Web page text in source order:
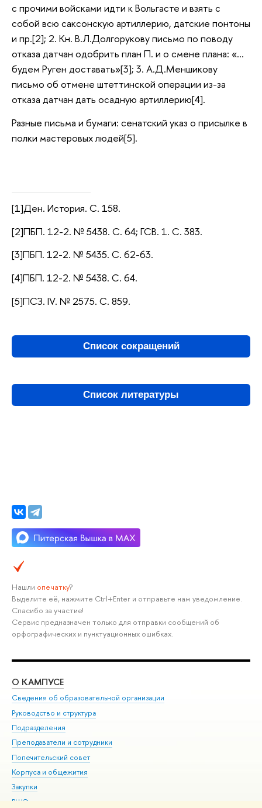
с прочими войсками идти к Вольгасте и взять с
собой всю саксонскую артиллерию, датские понтоны
и пр.[2]; 2. Кн. В.Л.Долгорукову письмо по поводу
отказа датчан одобрить план П. и о смене плана: «…
будем Руген доставать»[3]; 3. А.Д.Меншикову
письмо об отмене штеттинской операции из-за
отказа датчан дать осадную артиллерию[4].
Разные письма и бумаги: сенатский указ о присылке в
полки мастеровых людей[5].
[1]Ден. История. С. 158.
[2]ПБП. 12-2. № 5438. С. 64; ГСВ. 1. С. 383.
[3]ПБП. 12-2. № 5435. С. 62-63.
[4]ПБП. 12-2. № 5438. С. 64.
[5]ПСЗ. IV. № 2575. С. 859.
Список сокращений
Список литературы
Нашли опечатку?
Выделите её, нажмите Ctrl+Enter и отправьте нам уведомление.
Спасибо за участие!
Сервис предназначен только для отправки сообщений об
орфографических и пунктуационных ошибках.
О КАМПУСЕ
Сведения об образовательной организации
Руководство и структура
Подразделения
Преподаватели и сотрудники
Попечительский совет
Корпуса и общежития
Закупки
ВШЭ для студентов с ограниченными возможностями